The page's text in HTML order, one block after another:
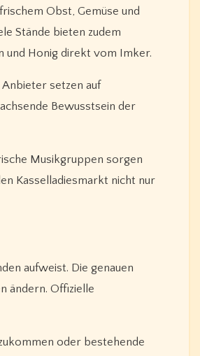
Obst, Gemüse und
Stände bieten zudem
und Honig direkt vom Imker.
setzen auf
Bewusstsein der
Musikgruppen sorgen
Kasselladiesmarkt nicht nur
aufweist. Die genauen
ändern. Offizielle
oder bestehende